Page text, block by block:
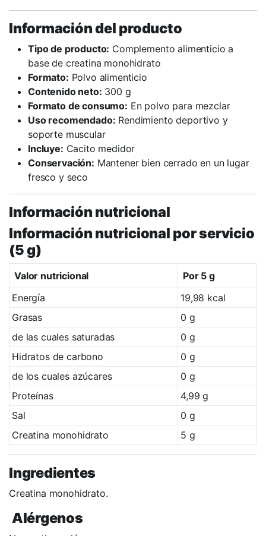
Información del producto
Tipo de producto: Complemento alimenticio a
base de creatina monohidrato
Formato: Polvo alimenticio
Contenido neto: 300 g
Formato de consumo: En polvo para mezclar
Uso recomendado: Rendimiento deportivo y
soporte muscular
Incluye: Cacito medidor
Conservación: Mantener bien cerrado en un lugar
fresco y seco
Información nutricional
Información nutricional por servicio
(5 g)
Valor nutricional
Por 5 g
Energía
19,98 kcal
Grasas
0 g
de las cuales saturadas
0 g
Hidratos de carbono
0 g
de los cuales azúcares
0 g
Proteínas
4,99 g
Sal
0 g
Creatina monohidrato
5 g
Ingredientes
Creatina monohidrato.
Alérgenos